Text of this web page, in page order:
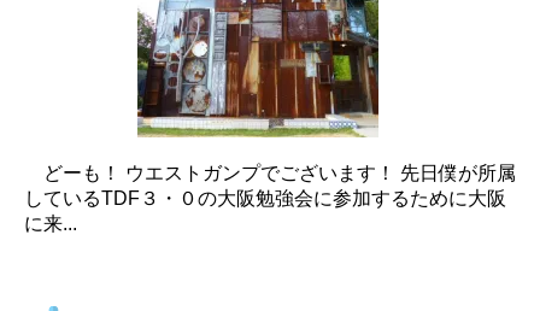
どーも！ ウエストガンプでございます！ 先日僕が所属
しているTDF３・０の大阪勉強会に参加するために大阪
に来...